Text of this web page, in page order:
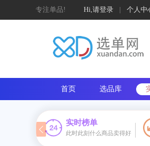
专注单品! Hi,请登录 个人中
首页 选品库
实时榜单
此时此刻什么商品卖得好